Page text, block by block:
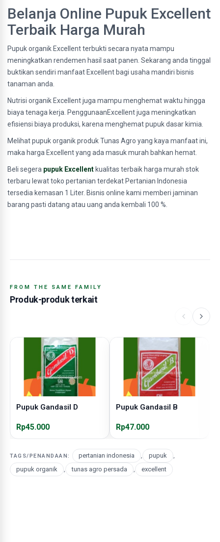
Belanja Online Pupuk Excellent
Terbaik Harga Murah
Pupuk organik Excellent terbukti secara nyata mampu
meningkatkan rendemen hasil saat panen. Sekarang anda tinggal
buktikan sendiri manfaat Excellent bagi usaha mandiri bisnis
tanaman anda.
Nutrisi organik Excellent juga mampu menghemat waktu hingga
biaya tenaga kerja. PenggunaanExcellent juga meningkatkan
efisiensi biaya produksi, karena menghemat pupuk dasar kimia.
Melihat pupuk organik produk Tunas Agro yang kaya manfaat ini,
maka harga Excellent yang ada masuk murah bahkan hemat.
Beli segera pupuk Excellent kualitas terbaik harga murah stok
terbaru lewat toko pertanian terdekat Pertanian Indonesia
tersedia kemasan 1 Liter. Bisnis online kami memberi jaminan
barang pasti datang atau uang anda kembali 100 %.
FROM THE SAME FAMILY
Produk-produk terkait
Pupuk Gandasil D
Rp45.000
Pupuk Gandasil B
Rp47.000
TAGS/PENANDAAN: pertanian indonesia , pupuk
,
pupuk organik
, tunas agro persada , excellent